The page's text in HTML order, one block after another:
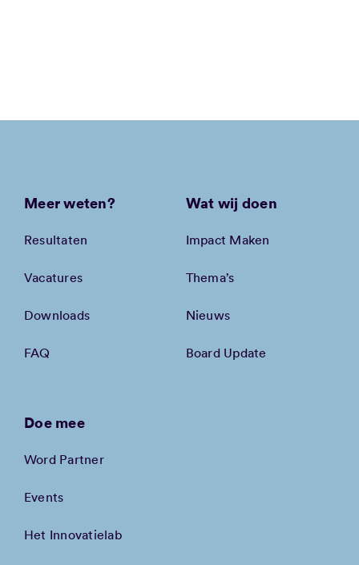
Meer weten?
Resultaten
Vacatures
Downloads
FAQ
Wat wij doen
Impact Maken
Thema’s
Nieuws
Board Update
Doe mee
Word Partner
Events
Het Innovatielab